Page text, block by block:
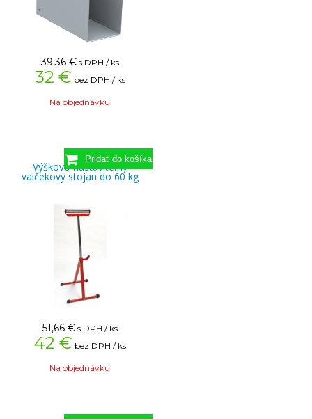
39,36 € s DPH / ks
32 € bez DPH / ks
Na objednávku
Výškovo nastaviteľný
valčekový stojan do 60 kg
51,66 € s DPH / ks
42 € bez DPH / ks
Na objednávku